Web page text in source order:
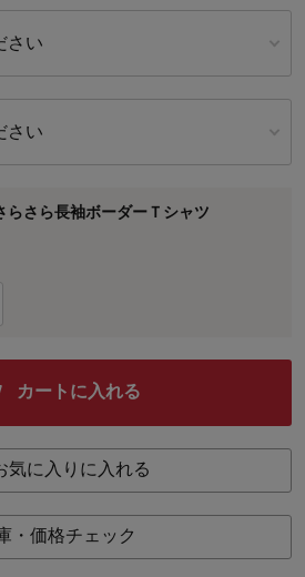
さい
さい
らさら長袖ボーダーＴシャツ
カートに入れる
気に入りに入れる
・価格チェック